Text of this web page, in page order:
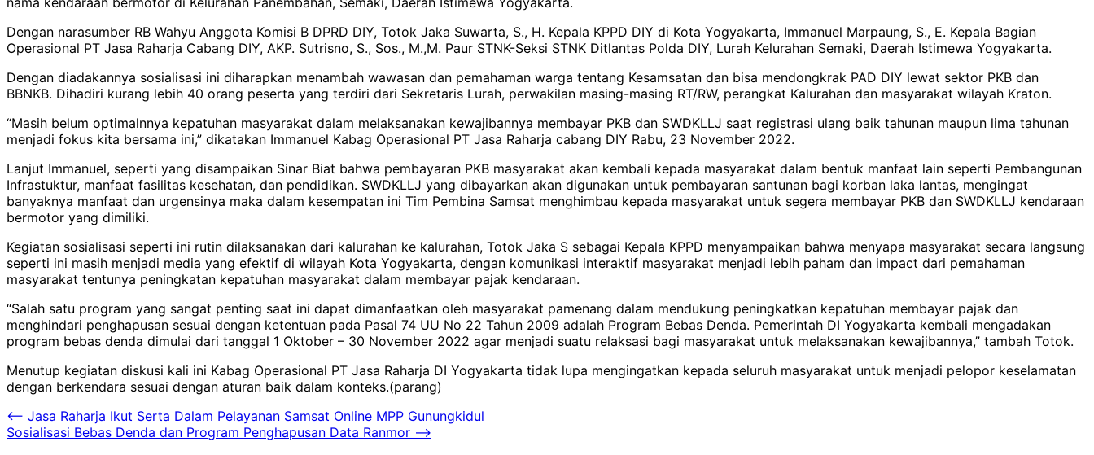
Dengan narasumber RB Wahyu Anggota Komisi B DPRD DIY, Totok Jaka Suwarta, S., H. Kepala KPPD DIY di Kota Yogyakarta, Immanuel Marpaung, S., E. Kepala Bagian
Operasional PT Jasa Raharja Cabang DIY, AKP. Sutrisno, S., Sos., M.,M. Paur STNK-Seksi STNK Ditlantas Polda DIY, Lurah Kelurahan Semaki, Daerah Istimewa Yogyakarta.
Dengan diadakannya sosialisasi ini diharapkan menambah wawasan dan pemahaman warga tentang Kesamsatan dan bisa mendongkrak PAD DIY lewat sektor PKB dan
BBNKB. Dihadiri kurang lebih 40 orang peserta yang terdiri dari Sekretaris Lurah, perwakilan masing-masing RT/RW, perangkat Kalurahan dan masyarakat wilayah Kraton.
“Masih belum optimalnnya kepatuhan masyarakat dalam melaksanakan kewajibannya membayar PKB dan SWDKLLJ saat registrasi ulang baik tahunan maupun lima tahunan
menjadi fokus kita bersama ini,” dikatakan Immanuel Kabag Operasional PT Jasa Raharja cabang DIY Rabu, 23 November 2022.
Lanjut Immanuel, seperti yang disampaikan Sinar Biat bahwa pembayaran PKB masyarakat akan kembali kepada masyarakat dalam bentuk manfaat lain seperti Pembangunan
Infrastuktur, manfaat fasilitas kesehatan, dan pendidikan. SWDKLLJ yang dibayarkan akan digunakan untuk pembayaran santunan bagi korban laka lantas, mengingat
banyaknya manfaat dan urgensinya maka dalam kesempatan ini Tim Pembina Samsat menghimbau kepada masyarakat untuk segera membayar PKB dan SWDKLLJ kendaraan
bermotor yang dimiliki.
Kegiatan sosialisasi seperti ini rutin dilaksanakan dari kalurahan ke kalurahan, Totok Jaka S sebagai Kepala KPPD menyampaikan bahwa menyapa masyarakat secara langsung
seperti ini masih menjadi media yang efektif di wilayah Kota Yogyakarta, dengan komunikasi interaktif masyarakat menjadi lebih paham dan impact dari pemahaman
masyarakat tentunya peningkatan kepatuhan masyarakat dalam membayar pajak kendaraan.
“Salah satu program yang sangat penting saat ini dapat dimanfaatkan oleh masyarakat pamenang dalam mendukung peningkatkan kepatuhan membayar pajak dan
menghindari penghapusan sesuai dengan ketentuan pada Pasal 74 UU No 22 Tahun 2009 adalah Program Bebas Denda. Pemerintah DI Yogyakarta kembali mengadakan
program bebas denda dimulai dari tanggal 1 Oktober – 30 November 2022 agar menjadi suatu relaksasi bagi masyarakat untuk melaksanakan kewajibannya,” tambah Totok.
Menutup kegiatan diskusi kali ini Kabag Operasional PT Jasa Raharja DI Yogyakarta tidak lupa mengingatkan kepada seluruh masyarakat untuk menjadi pelopor keselamatan
dengan berkendara sesuai dengan aturan baik dalam konteks.(parang)
Navigasi
pos
⟵ Jasa Raharja Ikut Serta Dalam Pelayanan Samsat Online MPP Gunungkidul
Sosialisasi Bebas Denda dan Program Penghapusan Data Ranmor ⟶